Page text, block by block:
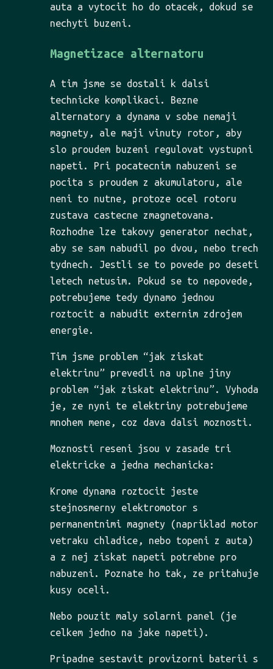
auta a vytocit ho do otacek, dokud se
nechyti buzeni.
Magnetizace alternatoru
A tim jsme se dostali k dalsi
technicke komplikaci. Bezne
alternatory a dynama v sobe nemaji
magnety, ale maji vinuty rotor, aby
slo proudem buzeni regulovat vystupni
napeti. Pri pocatecnim nabuzeni se
pocita s proudem z akumulatoru, ale
neni to nutne, protoze ocel rotoru
zustava castecne zmagnetovana.
Rozhodne lze takovy generator nechat,
aby se sam nabudil po dvou, nebo trech
tydnech. Jestli se to povede po deseti
letech netusim. Pokud se to nepovede,
potrebujeme tedy dynamo jednou
roztocit a nabudit externim zdrojem
energie.
Tim jsme problem “jak ziskat
elektrinu” prevedli na uplne jiny
problem “jak ziskat elektrinu”. Vyhoda
je, ze nyni te elektriny potrebujeme
mnohem mene, coz dava dalsi moznosti.
Moznosti reseni jsou v zasade tri
elektricke a jedna mechanicka:
Krome dynama roztocit jeste
stejnosmerny elektromotor s
permanentnimi magnety (napriklad motor
vetraku chladice, nebo topeni z auta)
a z nej ziskat napeti potrebne pro
nabuzeni. Poznate ho tak, ze pritahuje
kusy oceli.
Nebo pouzit maly solarni panel (je
celkem jedno na jake napeti).
Pripadne sestavit provizorni baterii s